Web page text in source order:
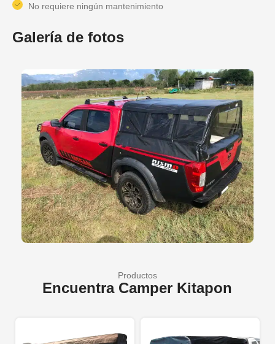
No requiere ningún mantenimiento
Galería de fotos
Productos
Encuentra Camper Kitapon